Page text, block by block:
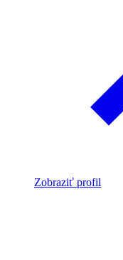
Zobraziť profil